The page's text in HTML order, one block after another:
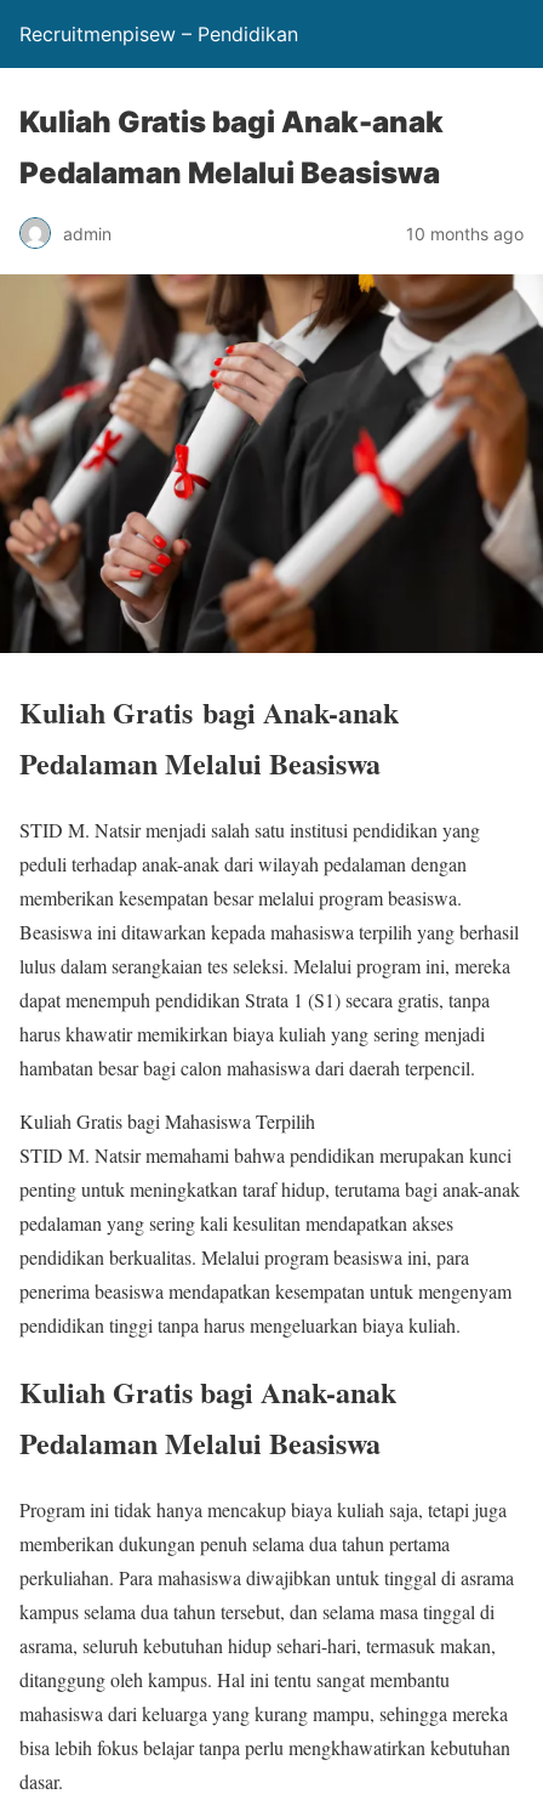
Recruitmenpisew – Pendidikan
Kuliah Gratis bagi Anak-anak
Pedalaman Melalui Beasiswa
admin 10 months ago
Kuliah Gratis bagi Anak-anak
Pedalaman Melalui Beasiswa
STID M. Natsir menjadi salah satu institusi pendidikan yang
peduli terhadap anak-anak dari wilayah pedalaman dengan
memberikan kesempatan besar melalui program beasiswa.
Beasiswa ini ditawarkan kepada mahasiswa terpilih yang berhasil
lulus dalam serangkaian tes seleksi. Melalui program ini, mereka
dapat menempuh pendidikan Strata 1 (S1) secara gratis, tanpa
harus khawatir memikirkan biaya kuliah yang sering menjadi
hambatan besar bagi calon mahasiswa dari daerah terpencil.
Kuliah Gratis bagi Mahasiswa Terpilih
STID M. Natsir memahami bahwa pendidikan merupakan kunci
penting untuk meningkatkan taraf hidup, terutama bagi anak-anak
pedalaman yang sering kali kesulitan mendapatkan akses
pendidikan berkualitas. Melalui program beasiswa ini, para
penerima beasiswa mendapatkan kesempatan untuk mengenyam
pendidikan tinggi tanpa harus mengeluarkan biaya kuliah.
Kuliah Gratis bagi Anak-anak
Pedalaman Melalui Beasiswa
Program ini tidak hanya mencakup biaya kuliah saja, tetapi juga
memberikan dukungan penuh selama dua tahun pertama
perkuliahan. Para mahasiswa diwajibkan untuk tinggal di asrama
kampus selama dua tahun tersebut, dan selama masa tinggal di
asrama, seluruh kebutuhan hidup sehari-hari, termasuk makan,
ditanggung oleh kampus. Hal ini tentu sangat membantu
mahasiswa dari keluarga yang kurang mampu, sehingga mereka
bisa lebih fokus belajar tanpa perlu mengkhawatirkan kebutuhan
dasar.